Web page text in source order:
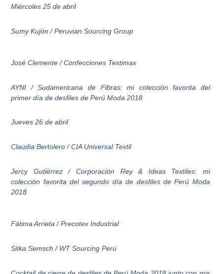
Miércoles 25 de abril
Sumy Kujón / Peruvian Sourcing Group
José Clemente / Confecciones Textimax
AYNI / Sudamericana de Fibras: mi colección favorita del
primer día de desfiles de Perú Moda 2018
Jueves 26 de abril
Claudia Bertolero / CIA Universal Textil
Jercy Gutiérrez / Corporación Rey & Ideas Textiles: mi
colección favorita del segundo día de desfiles de Perú Moda
2018
Fátima Arrieta / Precotex Industrial
Sitka Semsch / WT Sourcing Perú